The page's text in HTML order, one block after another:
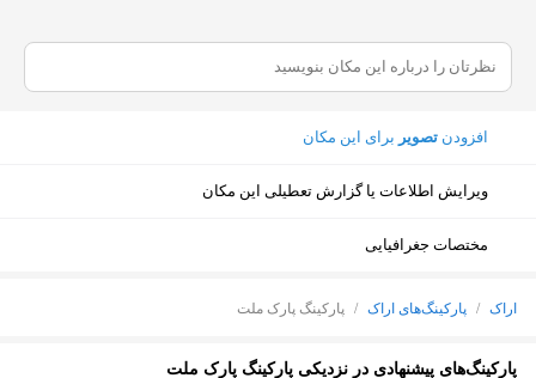
افزودن تصویر برای این مکان
ویرایش اطلاعات یا گزارش تعطیلی این مکان
مختصات جغرافیایی
اراک / پارکینگ‌های اراک / پارکینگ پارک ملت
پارکینگ‌های پیشنهادی در نزدیکی پارکینگ پارک ملت